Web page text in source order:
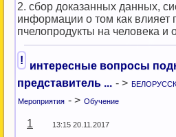
2. сбор доказанных данных,
информации о том как влияет
пчелопродукты на человека
!
интересные вопросы
представитель ... - >
Мероприятия - > Обучение
1 13:15 20.11.2017